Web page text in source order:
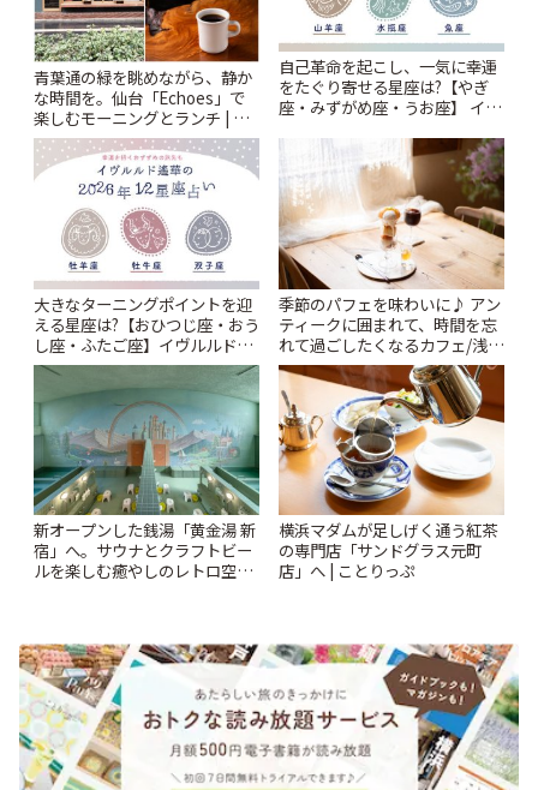
青葉通の緑を眺めながら、静か
な時間を。仙台「Echoes」で
楽しむモーニングとランチ | こ
とりっぷ
自己革命を起こし、一気に幸運
をたぐり寄せる星座は?【やぎ
座・みずがめ座・うお座】 イヴ
~Summer~ | ことりっぷ
大きなターニングポイントを迎
える星座は?【おひつじ座・おう
し座・ふたご座】イヴルルド遙
華2026年 夏の運勢~Summer~ |
ことりっぷ
季節のパフェを味わいに♪ アン
ティークに囲まれて、時間を忘
れて過ごしたくなるカフェ/浅草
「annorum cafe」 | ことりっぷ
新オープンした銭湯「黄金湯 新
宿」へ。サウナとクラフトビー
ルを楽しむ癒やしのレトロ空間
横浜マダムが足しげく通う紅茶
の専門店「サンドグラス元町
店」へ | ことりっぷ